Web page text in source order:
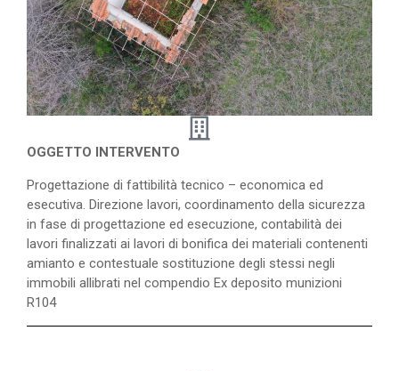
OGGETTO INTERVENTO
Progettazione di fattibilità tecnico – economica ed
esecutiva. Direzione lavori, coordinamento della sicurezza
in fase di progettazione ed esecuzione, contabilità dei
lavori finalizzati ai lavori di bonifica dei materiali contenenti
amianto e contestuale sostituzione degli stessi negli
immobili allibrati nel compendio Ex deposito munizioni
R104